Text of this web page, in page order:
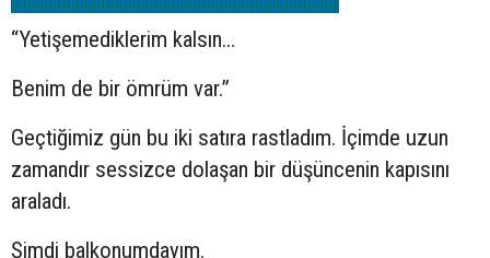
“Yetişemediklerim kalsın…
Benim de bir ömrüm var.”
Geçtiğimiz gün bu iki satıra rastladım. İçimde uzun
zamandır sessizce dolaşan bir düşüncenin kapısını
araladı.
Şimdi balkonumdayım.